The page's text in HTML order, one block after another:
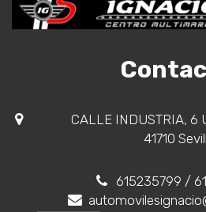
CALLE INDUSTRIA, 6
41710
615235799 /